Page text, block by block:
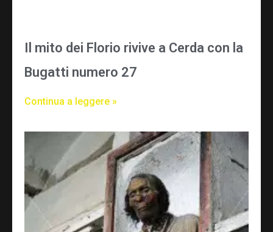
Il mito dei Florio rivive a Cerda con la
Bugatti numero 27
Continua a leggere »